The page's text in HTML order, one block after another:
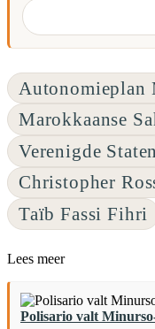
Autonomieplan
Marokkaanse
Verenigde Staten
Christopher
Taïb Fassi Fihri
Lees meer
Polisario valt